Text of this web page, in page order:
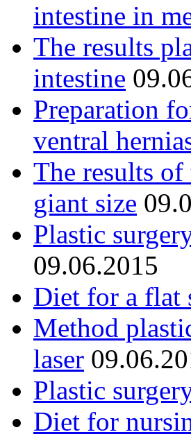
intestine in
The results
intestine
Preparation
ventral
The results
giant size
Plastic
09.06.2015
Diet for a flat
Method
laser
Plastic
Diet for